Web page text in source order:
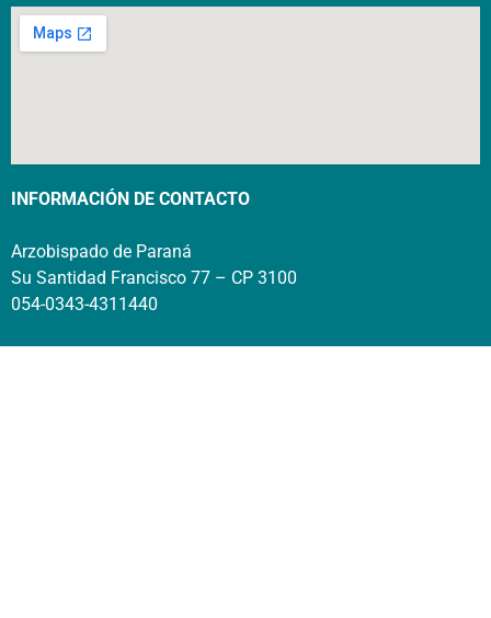
INFORMACIÓN DE CONTACTO
Arzobispado de Paraná
Su Santidad Francisco 77 – CP 3100
054-0343-4311440